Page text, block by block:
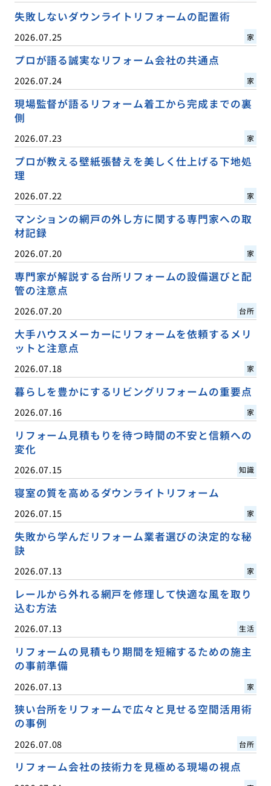
失敗しないダウンライトリフォームの配置術
2026.07.25 家
プロが語る誠実なリフォーム会社の共通点
2026.07.24 家
現場監督が語るリフォーム着工から完成までの裏
側
2026.07.23 家
プロが教える壁紙張替えを美しく仕上げる下地処
理
2026.07.22 家
マンションの網戸の外し方に関する専門家への取
材記録
2026.07.20 家
専門家が解説する台所リフォームの設備選びと配
管の注意点
2026.07.20 台所
大手ハウスメーカーにリフォームを依頼するメリ
ットと注意点
2026.07.18 家
暮らしを豊かにするリビングリフォームの重要点
2026.07.16 家
リフォーム見積もりを待つ時間の不安と信頼への
変化
2026.07.15 知識
寝室の質を高めるダウンライトリフォーム
2026.07.15 家
失敗から学んだリフォーム業者選びの決定的な秘
訣
2026.07.13 家
レールから外れる網戸を修理して快適な風を取り
込む方法
2026.07.13 生活
リフォームの見積もり期間を短縮するための施主
の事前準備
2026.07.13 家
狭い台所をリフォームで広々と見せる空間活用術
の事例
2026.07.08 台所
リフォーム会社の技術力を見極める現場の視点